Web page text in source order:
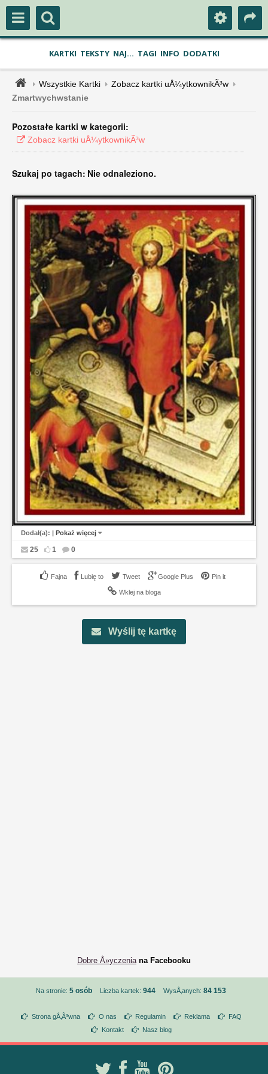
KARTKI TEKSTY NAJ... TAGI INFO DODATKI
Wszystkie Kartki
Zobacz kartki uÅ¼ytkownikÃ³w
Zmartwychwstanie
Pozostałe kartki w kategorii:
Zobacz kartki uÅ¼ytkownikÃ³w
Szukaj po tagach: Nie odnaleziono.
Dodał(a): | Pokaż więcej
25 1 0
Lubię to Tweet Google Plus Pin it
Wklej na bloga
Wyślij tę kartkę
Dobre Å»yczenia na Facebooku
Na stronie: 5 osób Liczba kartek: 944 WysÅ‚anych: 84 153
Strona gÅ‚Ã³wna O nas Regulamin Reklama
FAQ
Kontakt
Nasz blog